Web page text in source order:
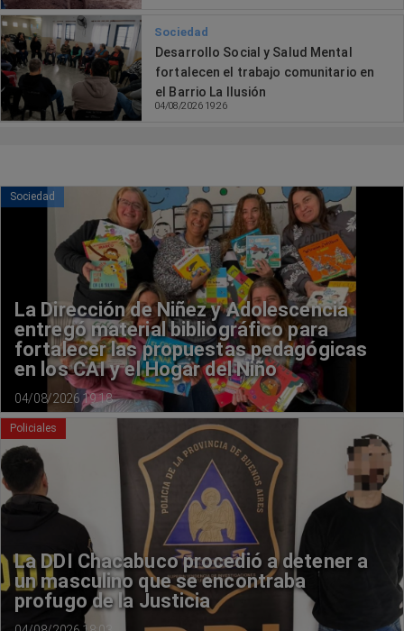
Sociedad
Desarrollo Social y Salud Mental
fortalecen el trabajo comunitario en
el Barrio La Ilusión
04/08/2026 19:26
Sociedad
La Dirección de Niñez y Adolescencia
entregó material bibliográfico para
fortalecer las propuestas pedagógicas
en los CAI y el Hogar del Niño
04/08/2026 19:18
Policiales
La DDI Chacabuco procedió a detener a
un masculino que se encontraba
profugo de la Justicia